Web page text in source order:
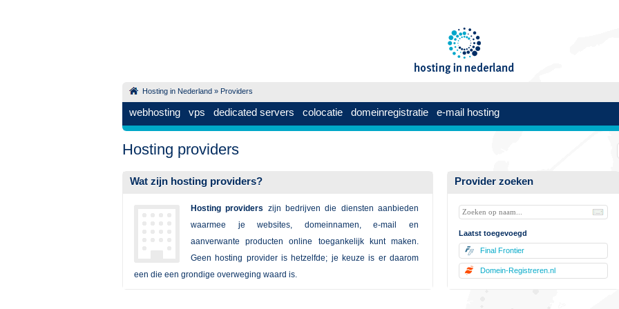
Hosting in Nederland » Providers
webhosting vps dedicated servers colocatie domeinregistratie e-mail hosting
Hosting providers
Wat zijn hosting providers?
Hosting providers zijn bedrijven die diensten aanbieden
waarmee je websites, domeinnamen, e-mail en
aanverwante producten online toegankelijk kunt maken.
Geen hosting provider is hetzelfde; je keuze is er daarom
een die een grondige overweging waard is.
Provider zoeken
Laatst toegevoegd
Final Frontier
Domein-Registreren.nl